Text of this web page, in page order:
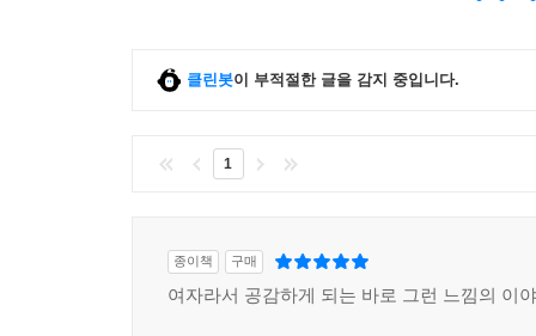
클린봇이 부적절한 글을 감지 중입니다.
1
종이책 구매
여자라서 공감하게 되는 바로 그런 느낌의 이